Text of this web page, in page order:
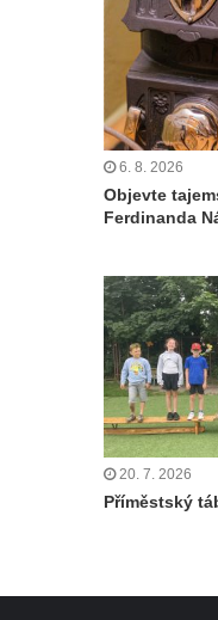
6. 8. 2026
Objevte
Ferdinanda
20. 7. 2026
Příměstský